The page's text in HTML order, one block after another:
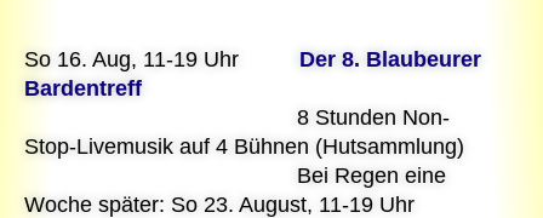
So 16. Aug, 11-19 Uhr
Der 8. Blaubeurer
Bardentreff
8 Stunden Non-
Stop-Livemusik auf 4 Bühnen (Hutsammlung)
Bei Regen eine
Woche später: So 23. August, 11-19 Uhr